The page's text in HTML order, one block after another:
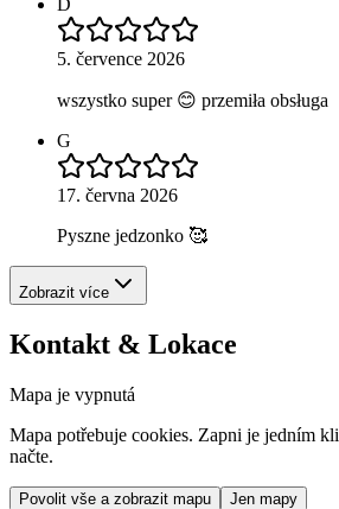
D
5. července 2026
wszystko super 😊 przemiła obsługa
G
17. června 2026
Pyszne jedzonko 🥰
Zobrazit více
Kontakt & Lokace
Mapa je vypnutá
Mapa potřebuje cookies. Zapni je jedním
načte.
Povolit vše a zobrazit mapu Jen mapy